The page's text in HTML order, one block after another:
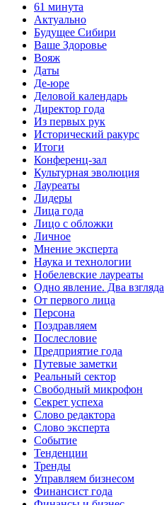
61 минута
Актуально
Будущее Сибири
Ваше Здоровье
Вояж
Даты
Де-юре
Деловой календарь
Директор года
Из первых рук
Исторический ракурс
Итоги
Конференц-зал
Культурная эволюция
Лауреаты
Лидеры
Лица года
Лицо с обложки
Личное
Мнение эксперта
Наука и технологии
Нобелевские лауреаты
Одно явление. Два взгляда
От первого лица
Персона
Поздравляем
Послесловие
Предприятие года
Путевые заметки
Реальный сектор
Свободный микрофон
Секрет успеха
Слово редактора
Слово эксперта
Событие
Тенденции
Тренды
Управляем бизнесом
Финансист года